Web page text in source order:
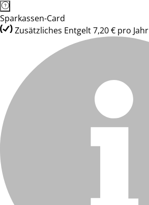
Sparkassen-Card
Zusätzliches Entgelt 7,20 € pro Jahr